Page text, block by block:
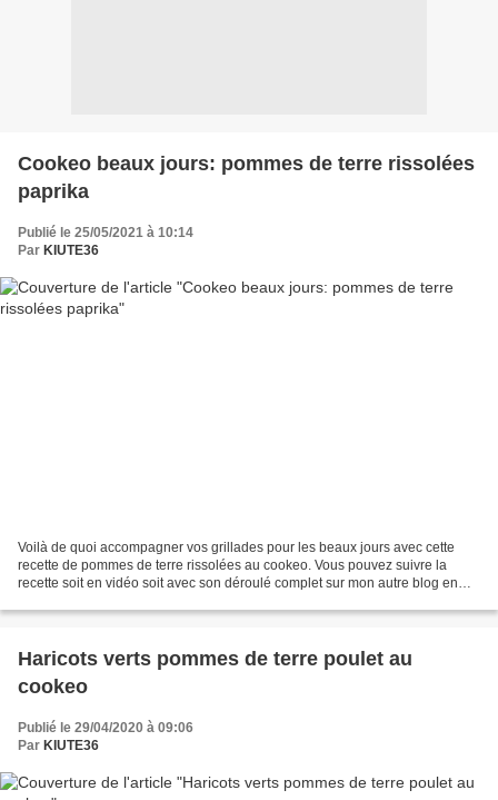
Cookeo beaux jours: pommes de terre rissolées
paprika
Publié le 25/05/2021 à 10:14
Par KIUTE36
Voilà de quoi accompagner vos grillades pour les beaux jours avec cette
recette de pommes de terre rissolées au cookeo. Vous pouvez suivre la
recette soit en vidéo soit avec son déroulé complet sur mon autre blog en
Haricots verts pommes de terre poulet au
cookeo
Publié le 29/04/2020 à 09:06
Par KIUTE36